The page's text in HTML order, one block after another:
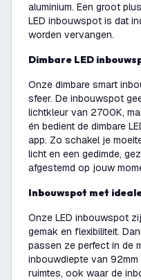
aluminium. Een groot
LED inbouwspot is dat
worden vervangen.
Dimbare LED
Onze dimbare smart
sfeer. De inbouwspot
lichtkleur van 2700K,
én bedient de dimbare
app. Zo schakel je
licht en een gedimde,
afgestemd op jouw
Inbouwspot met
Onze LED inbouwspot
gemak en flexibiliteit.
passen ze perfect in de
inbouwdiepte van
ruimtes, ook waar de